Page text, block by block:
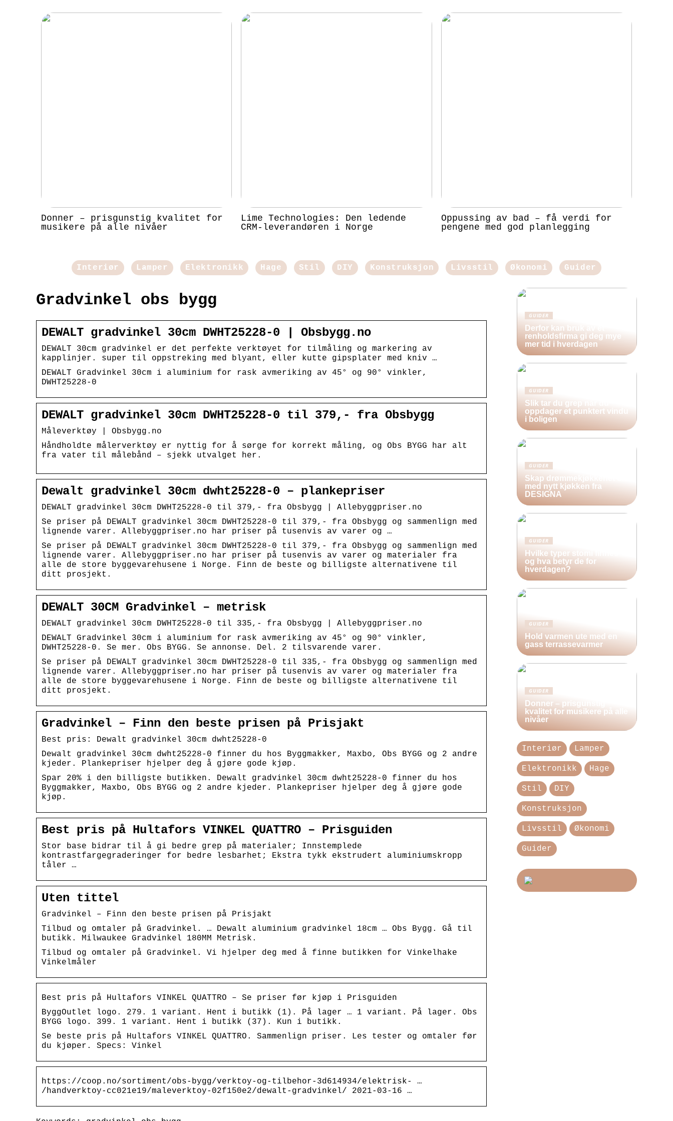
Donner – prisgunstig kvalitet for
musikere på alle nivåer
Lime Technologies: Den ledende
CRM-leverandøren i Norge
Oppussing av bad – få verdi for
pengene med god planlegging
Interiør Lamper Elektronikk Hage Stil DIY Konstruksjon Livsstil Økonomi Guider
Gradvinkel obs bygg
DEWALT gradvinkel 30cm DWHT25228-0 | Obsbygg.no
DEWALT 30cm gradvinkel er det perfekte verktøyet for tilmåling og markering av
kapplinjer. super til oppstreking med blyant, eller kutte gipsplater med kniv …
DEWALT Gradvinkel 30cm i aluminium for rask avmeriking av 45° og 90° vinkler,
DWHT25228-0
DEWALT gradvinkel 30cm DWHT25228-0 til 379,- fra Obsbygg
Måleverktøy | Obsbygg.no
Håndholdte målerverktøy er nyttig for å sørge for korrekt måling, og Obs BYGG har alt
fra vater til målebånd – sjekk utvalget her.
Dewalt gradvinkel 30cm dwht25228-0 – plankepriser
DEWALT gradvinkel 30cm DWHT25228-0 til 379,- fra Obsbygg | Allebyggpriser.no
Se priser på DEWALT gradvinkel 30cm DWHT25228-0 til 379,- fra Obsbygg og sammenlign med
lignende varer. Allebyggpriser.no har priser på tusenvis av varer og …
Se priser på DEWALT gradvinkel 30cm DWHT25228-0 til 379,- fra Obsbygg og sammenlign med
lignende varer. Allebyggpriser.no har priser på tusenvis av varer og materialer fra
alle de store byggevarehusene i Norge. Finn de beste og billigste alternativene til
ditt prosjekt.
DEWALT 30CM Gradvinkel – metrisk
DEWALT gradvinkel 30cm DWHT25228-0 til 335,- fra Obsbygg | Allebyggpriser.no
DEWALT Gradvinkel 30cm i aluminium for rask avmeriking av 45° og 90° vinkler,
DWHT25228-0. Se mer. Obs BYGG. Se annonse. Del. 2 tilsvarende varer.
Se priser på DEWALT gradvinkel 30cm DWHT25228-0 til 335,- fra Obsbygg og sammenlign med
lignende varer. Allebyggpriser.no har priser på tusenvis av varer og materialer fra
alle de store byggevarehusene i Norge. Finn de beste og billigste alternativene til
ditt prosjekt.
Gradvinkel – Finn den beste prisen på Prisjakt
Best pris: Dewalt gradvinkel 30cm dwht25228-0
Dewalt gradvinkel 30cm dwht25228-0 finner du hos Byggmakker, Maxbo, Obs BYGG og 2 andre
kjeder. Plankepriser hjelper deg å gjøre gode kjøp.
Spar 20% i den billigste butikken. Dewalt gradvinkel 30cm dwht25228-0 finner du hos
Byggmakker, Maxbo, Obs BYGG og 2 andre kjeder. Plankepriser hjelper deg å gjøre gode
kjøp.
Best pris på Hultafors VINKEL QUATTRO – Prisguiden
Stor base bidrar til å gi bedre grep på materialer; Innstemplede
kontrastfargegraderinger for bedre lesbarhet; Ekstra tykk ekstrudert aluminiumskropp
tåler …
Uten tittel
Gradvinkel – Finn den beste prisen på Prisjakt
Tilbud og omtaler på Gradvinkel. … Dewalt aluminium gradvinkel 18cm … Obs Bygg. Gå til
butikk. Milwaukee Gradvinkel 180MM Metrisk.
Tilbud og omtaler på Gradvinkel. Vi hjelper deg med å finne butikken for Vinkelhake
Vinkelmåler
Best pris på Hultafors VINKEL QUATTRO – Se priser før kjøp i Prisguiden
ByggOutlet logo. 279. 1 variant. Hent i butikk (1). På lager … 1 variant. På lager. Obs
BYGG logo. 399. 1 variant. Hent i butikk (37). Kun i butikk.
Se beste pris på Hultafors VINKEL QUATTRO. Sammenlign priser. Les tester og omtaler før
du kjøper. Specs: Vinkel
https://coop.no/sortiment/obs-bygg/verktoy-og-tilbehor-3d614934/elektrisk- …
/handverktoy-cc021e19/maleverktoy-02f150e2/dewalt-gradvinkel/ 2021-03-16 …
GUIDER
Derfor kan bruk av et
renholdsfirma gi deg mye
mer tid i hverdagen
GUIDER
Slik tar du grep når du
oppdager et punktert vindu
i boligen
GUIDER
Skap drømmekjøkkenet ditt
med nytt kjøkken fra
DESIGNA
GUIDER
Hvilke typer stomi finnes –
og hva betyr de for
hverdagen?
GUIDER
Hold varmen ute med en
gass terrassevarmer
GUIDER
Donner – prisgunstig
kvalitet for musikere på alle
nivåer
Interiør Lamper
Elektronikk Hage
Stil DIY
Konstruksjon
Livsstil Økonomi
Guider